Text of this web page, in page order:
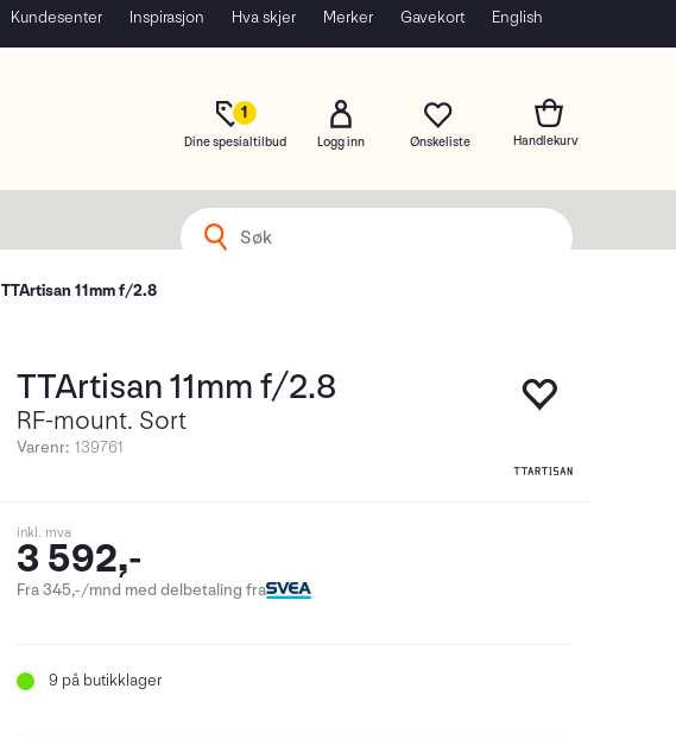
Kundesenter Inspirasjon Hva skjer Merker Gavekort English
1
Dine spesialtilbud Logg inn
TTArtisan 11mm f/2.8
TTArtisan 11mm f/2.8
RF-mount. Sort
Varenr: 139761
inkl. mva
3 592,-
Fra 345,-/mnd med delbetaling fra
9 på butikklager